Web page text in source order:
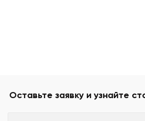
Оставьте заявку и узнайте